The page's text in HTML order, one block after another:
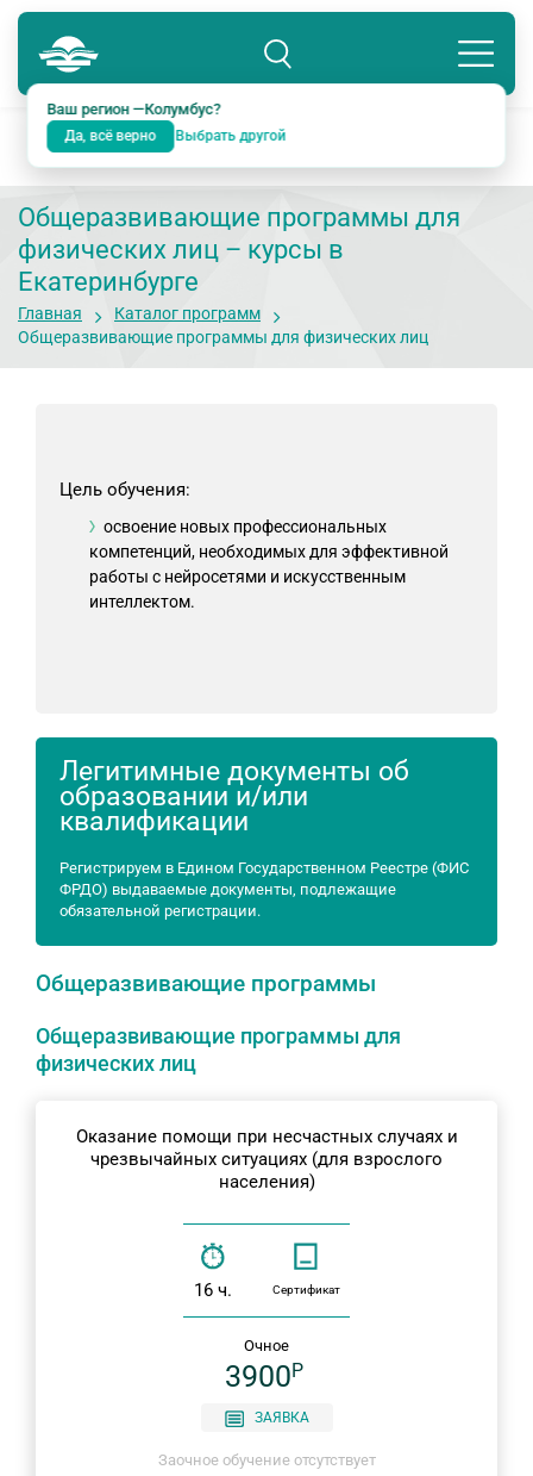
Колумбус
Подразделение: Екатеринбург
Ваш регион —Колумбус?
Да, всё верно Выбрать другой
8 800 234-18-38
Общеразвивающие программы для
физических лиц – курсы в
Екатеринбурге
Главная
Каталог программ
Общеразвивающие программы для физических лиц
Цель обучения:
освоение новых профессиональных
компетенций, необходимых для эффективной
работы с нейросетями и искусственным
интеллектом.
Легитимные документы об
образовании и/или
квалификации
Регистрируем в Едином Государственном Реестре (ФИС
ФРДО) выдаваемые документы, подлежащие
обязательной регистрации.
Общеразвивающие программы
Общеразвивающие программы для
физических лиц
Оказание помощи при несчастных случаях и
чрезвычайных ситуациях (для взрослого
населения)
16 ч. Сертификат
Очное
3900P
ЗАЯВКА
Заочное обучение отсутствует